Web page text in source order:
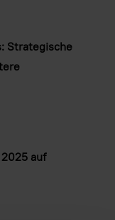
Strategische
auf